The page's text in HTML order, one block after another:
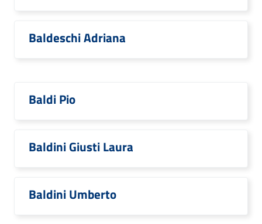
Baldeschi Adriana
Baldi Pio
Baldini Giusti Laura
Baldini Umberto